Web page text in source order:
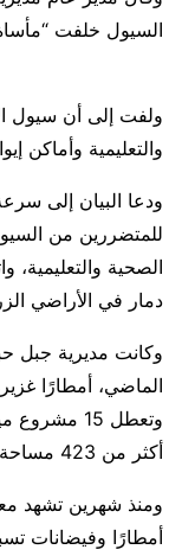
السيول خلفت
ولفت إلى أن سيول
والتعليمية وأماكن
ودعا البيان إلى
للمتضررين من
الصحية
دمار في الأراضي
وكانت مديرية جبل
وتعطل 15
أكثر من 423 مساحة زراعية، وفق بيان رسمي آنذاك.
ومنذ شهرين تشهد
أمطارًا وفيضانات